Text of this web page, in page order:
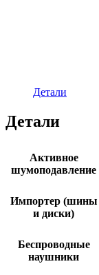
Детали
Детали
Активное
шумоподавление
Импортер (шины
и диски)
Беспроводные
наушники